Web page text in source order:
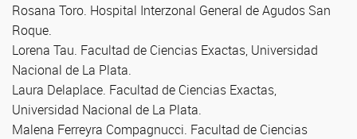
Rosana Toro. Hospital Interzonal General de Agudos San
Roque.
Lorena Tau. Facultad de Ciencias Exactas, Universidad
Nacional de La Plata.
Laura Delaplace. Facultad de Ciencias Exactas,
Universidad Nacional de La Plata.
Malena Ferreyra Compagnucci. Facultad de Ciencias